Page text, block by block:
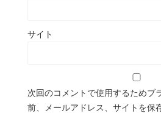
サイト
次回のコメントで使用するためブ
前、メールアドレス、サイトを保